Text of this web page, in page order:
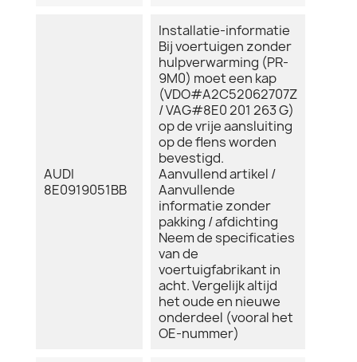
AUDI
8E0919051BB
Installatie-informatie
Bij voertuigen zonder
hulpverwarming (PR-
9M0) moet een kap
(VDO#A2C52062707Z
/ VAG#8E0 201 263 G)
op de vrije aansluiting
op de flens worden
bevestigd.
Aanvullend artikel /
Aanvullende
informatie zonder
pakking / afdichting
Neem de specificaties
van de
voertuigfabrikant in
acht. Vergelijk altijd
het oude en nieuwe
onderdeel (vooral het
OE-nummer)